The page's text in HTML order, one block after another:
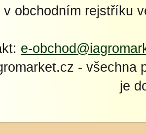
v obchodním rejstříku
e-
- všechna
je